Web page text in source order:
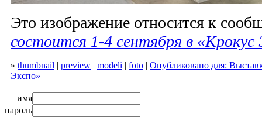
Это изображение относится к
состоится 1-4 сентября в «Крокус
» thumbnail | preview | modeli | foto | Опубликовано для:
Экспо»
имя
пароль